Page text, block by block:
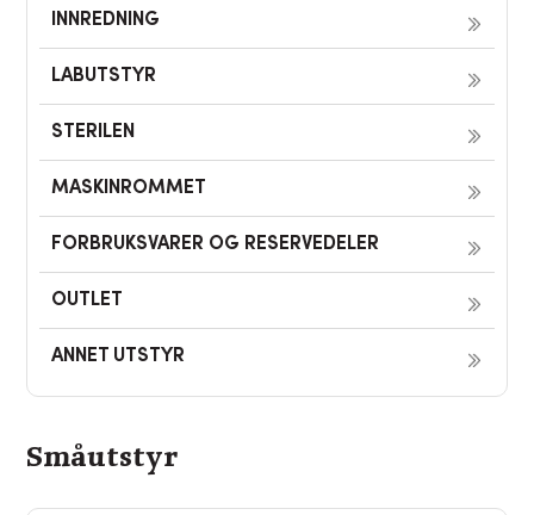
INNREDNING
LABUTSTYR
STERILEN
MASKINROMMET
FORBRUKSVARER OG RESERVEDELER
OUTLET
ANNET UTSTYR
Småutstyr